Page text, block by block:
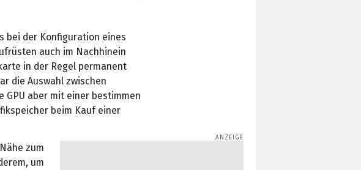
bei der Konfiguration eines
auch im Nachhinein
in der Regel permanent
die Auswahl zwischen
aber mit einer bestimmen
beim Kauf einer
zum
um